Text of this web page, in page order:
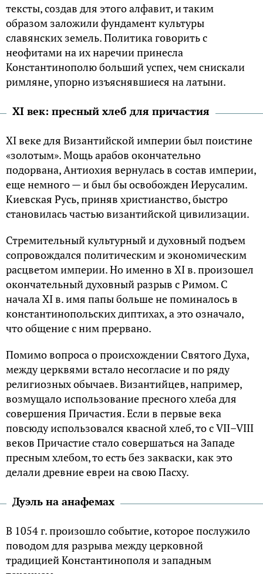
тексты, создав для этого алфавит, и таким
образом заложили фундамент культуры
славянских земель. Политика говорить с
неофитами на их наречии принесла
Константинополю больший успех, чем снискали
римляне, упорно изъяснявшиеся на латыни.
XI век: пресный хлеб для причастия
XI веке для Византийской империи был поистине
«золотым». Мощь арабов окончательно
подорвана, Антиохия вернулась в состав империи,
еще немного — и был бы освобожден Иерусалим.
Киевская Русь, приняв христианство, быстро
становилась частью византийской цивилизации.
Стремительный культурный и духовный подъем
сопровождался политическим и экономическим
расцветом империи. Но именно в XI в. произошел
окончательный духовный разрыв с Римом. С
начала XI в. имя папы больше не поминалось в
константинопольских диптихах, а это означало,
что общение с ним прервано.
Помимо вопроса о происхождении Святого Духа,
между церквями встало несогласие и по ряду
религиозных обычаев. Византийцев, например,
возмущало использование пресного хлеба для
совершения Причастия. Если в первые века
повсюду использовался квасной хлеб, то с VII–VIII
веков Причастие стало совершаться на Западе
пресным хлебом, то есть без закваски, как это
делали древние евреи на свою Пасху.
Дуэль на анафемах
В 1054 г. произошло событие, которое послужило
поводом для разрыва между церковной
традицией Константинополя и западным